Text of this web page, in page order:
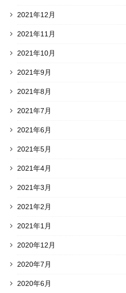
2021年12月
2021年11月
2021年10月
2021年9月
2021年8月
2021年7月
2021年6月
2021年5月
2021年4月
2021年3月
2021年2月
2021年1月
2020年12月
2020年7月
2020年6月